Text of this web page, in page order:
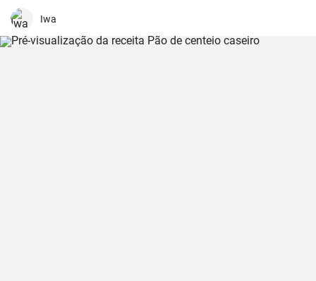
almoço ou jantar.
Iwa